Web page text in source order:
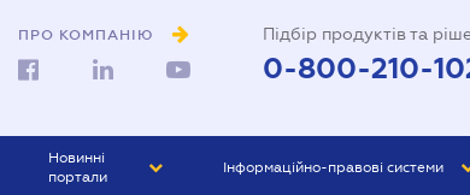
ПРО КОМПАНІЮ Підбір продуктів та
0-800-210-
Новинні
портали
Інформаційно-правові системи